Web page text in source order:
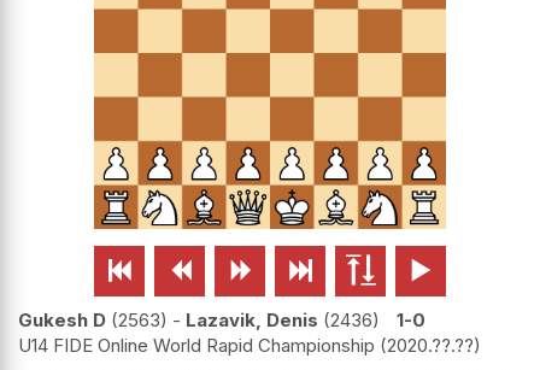
     
Gukesh D 2563 - Lazavik, Denis 2436
1-0
U14 FIDE Online World Rapid Championship 2020.??.??